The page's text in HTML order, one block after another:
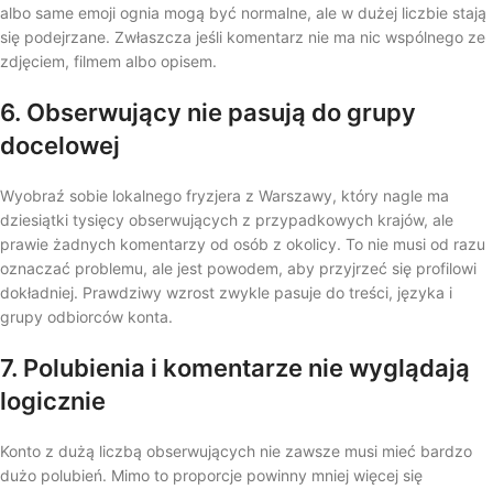
albo same emoji ognia mogą być normalne, ale w dużej liczbie stają
się podejrzane. Zwłaszcza jeśli komentarz nie ma nic wspólnego ze
zdjęciem, filmem albo opisem.
6. Obserwujący nie pasują do grupy
docelowej
Wyobraź sobie lokalnego fryzjera z Warszawy, który nagle ma
dziesiątki tysięcy obserwujących z przypadkowych krajów, ale
prawie żadnych komentarzy od osób z okolicy. To nie musi od razu
oznaczać problemu, ale jest powodem, aby przyjrzeć się profilowi
dokładniej. Prawdziwy wzrost zwykle pasuje do treści, języka i
grupy odbiorców konta.
7. Polubienia i komentarze nie wyglądają
logicznie
Konto z dużą liczbą obserwujących nie zawsze musi mieć bardzo
dużo polubień. Mimo to proporcje powinny mniej więcej się